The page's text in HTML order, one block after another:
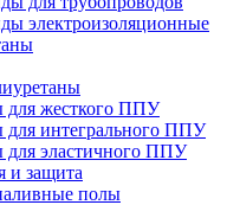
электроизоляционные
для жесткого ППУ
для интегрального ППУ
для эластичного ППУ
и защита
полы